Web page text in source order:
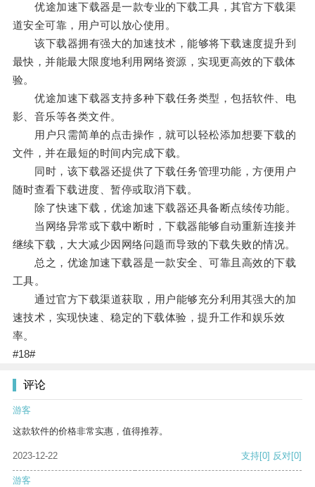
优途加速下载器是一款专业的下载工具，其官方下载渠
道安全可靠，用户可以放心使用。
该下载器拥有强大的加速技术，能够将下载速度提升到
最快，并能最大限度地利用网络资源，实现更高效的下载体
验。
优途加速下载器支持多种下载任务类型，包括软件、电
影、音乐等各类文件。
用户只需简单的点击操作，就可以轻松添加想要下载的
文件，并在最短的时间内完成下载。
同时，该下载器还提供了下载任务管理功能，方便用户
随时查看下载进度、暂停或取消下载。
除了快速下载，优途加速下载器还具备断点续传功能。
当网络异常或下载中断时，下载器能够自动重新连接并
继续下载，大大减少因网络问题而导致的下载失败的情况。
总之，优途加速下载器是一款安全、可靠且高效的下载
工具。
通过官方下载渠道获取，用户能够充分利用其强大的加
速技术，实现快速、稳定的下载体验，提升工作和娱乐效
率。
#18#
评论
游客
这款软件的价格非常实惠，值得推荐。
2023-12-22 支持[0] 反对[0]
游客